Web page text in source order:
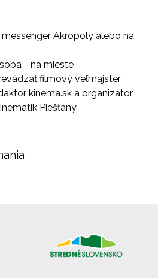
Akropoly alebo na
- na mieste
filmový veľmajster
kinema.sk a organizátor
Piešťany